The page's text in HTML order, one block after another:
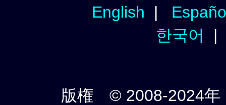
English |
한국어
版権 © 2008-2024年